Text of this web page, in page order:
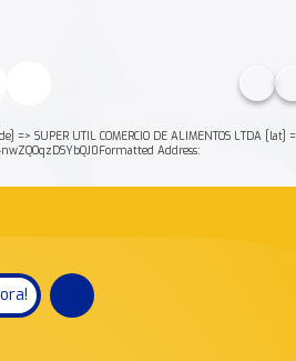
=> SUPER UTIL COMERCIO DE ALIMENTOS LTDA
Address: